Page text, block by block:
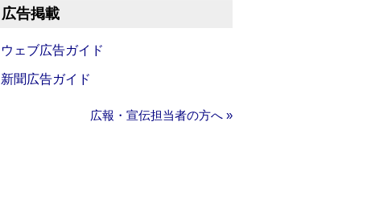
広告掲載
ウェブ広告ガイド
新聞広告ガイド
広報・宣伝担当者の方へ »